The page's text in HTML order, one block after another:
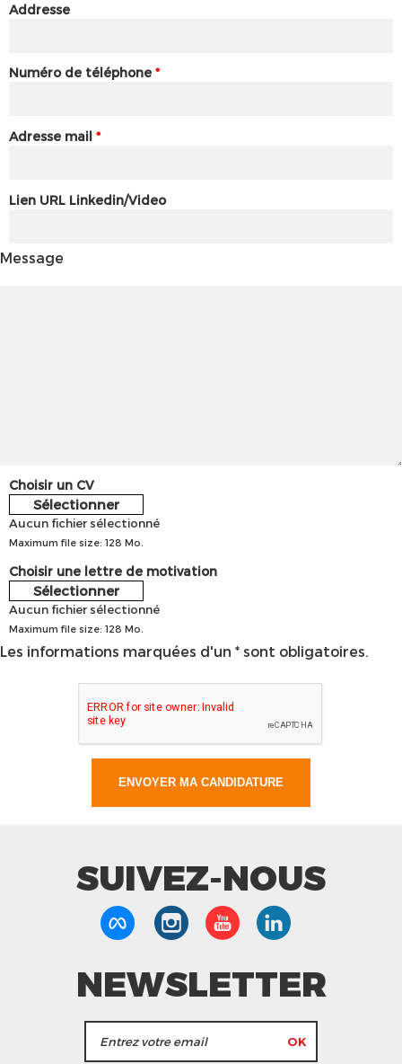
Addresse
Numéro de téléphone *
Adresse mail *
Lien URL Linkedin/Video
Message
Choisir un CV
Sélectionner
Aucun fichier sélectionné
Maximum file size: 128 Mo.
Choisir une lettre de motivation
Sélectionner
Aucun fichier sélectionné
Maximum file size: 128 Mo.
Les informations marquées d'un * sont obligatoires.
SUIVEZ-NOUS
NEWSLETTER